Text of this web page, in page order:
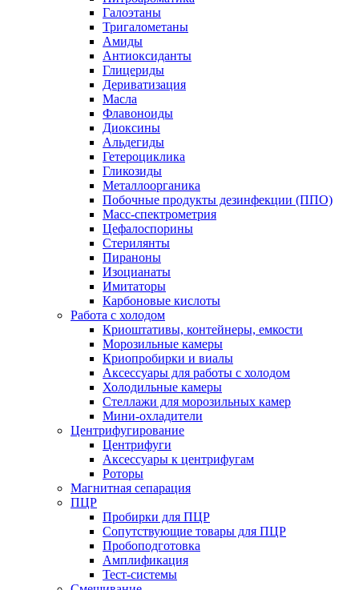
Галоэтаны
Тригалометаны
Амиды
Антиоксиданты
Глицериды
Дериватизация
Масла
Флавоноиды
Диоксины
Альдегиды
Гетероциклика
Гликозиды
Металлоорганика
Побочные продукты дезинфекции (ППО)
Масс-спектрометрия
Цефалоспорины
Стерилянты
Пираноны
Изоцианаты
Имитаторы
Карбоновые кислоты
Работа с холодом
Криоштативы, контейнеры, емкости
Морозильные камеры
Криопробирки и виалы
Аксессуары для работы с холодом
Холодильные камеры
Стеллажи для морозильных камер
Мини-охладители
Центрифугирование
Центрифуги
Аксессуары к центрифугам
Роторы
Магнитная сепарация
ПЦР
Пробирки для ПЦР
Сопутствующие товары для ПЦР
Пробоподготовка
Амплификация
Тест-системы